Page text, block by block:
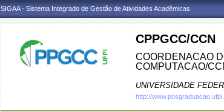
SIGAA - Sistema Integrado de Gestão de Atividades Acadêmicas
CPPGCC/CCN
COORDENACAO
COMPUTACAO/
UNIVERSIDADE
http://